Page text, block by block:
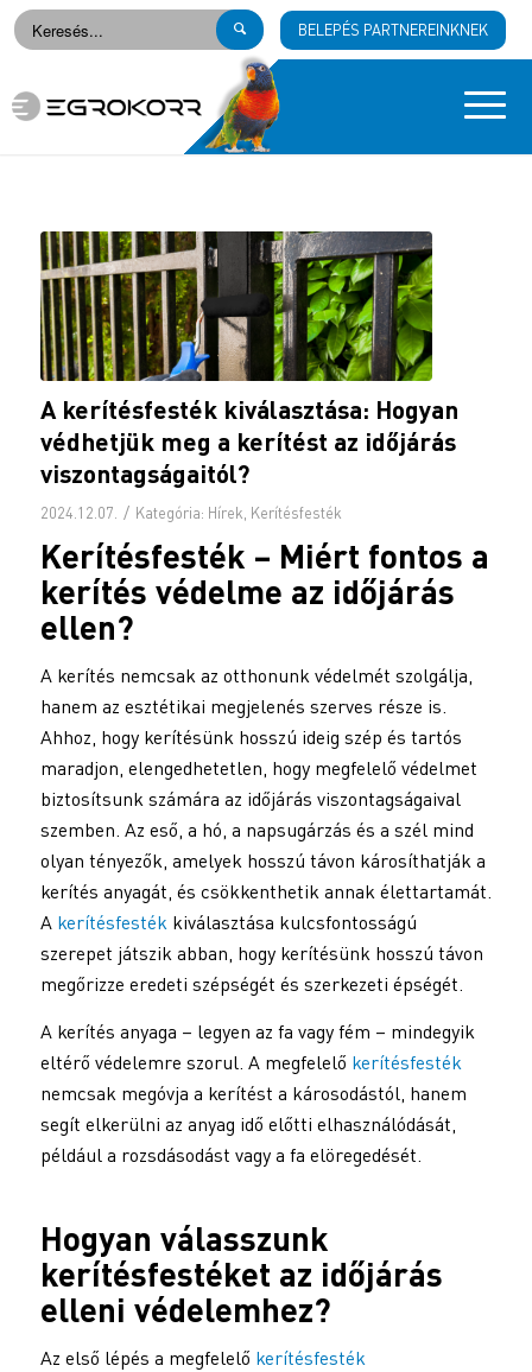
BELEPÉS PARTNEREINKNEK
A kerítésfesték kiválasztása: Hogyan
védhetjük meg a kerítést az időjárás
viszontagságaitól?
2024.12.07. / Kategória: Hírek Kerítésfesték
Kerítésfesték – Miért fontos a
kerítés védelme az időjárás
ellen?
A kerítés nemcsak az otthonunk védelmét szolgálja,
hanem az esztétikai megjelenés szerves része is.
Ahhoz, hogy kerítésünk hosszú ideig szép és tartós
maradjon, elengedhetetlen, hogy megfelelő védelmet
biztosítsunk számára az időjárás viszontagságaival
szemben. Az eső, a hó, a napsugárzás és a szél mind
olyan tényezők, amelyek hosszú távon károsíthatják a
kerítés anyagát, és csökkenthetik annak élettartamát.
A kerítésfestékkiválasztása kulcsfontosságú
szerepet játszik abban, hogy kerítésünk hosszú távon
megőrizze eredeti szépségét és szerkezeti épségét.
A kerítés anyaga – legyen az fa vagy fém – mindegyik
eltérő védelemre szorul. A megfelelő kerítésfesték
nemcsak megóvja a kerítést a károsodástól, hanem
segít elkerülni az anyag idő előtti elhasználódását,
például a rozsdásodást vagy a fa elöregedését.
Hogyan válasszunk
kerítésfestéket az időjárás
elleni védelemhez?
Az első lépés a megfelelő kerítésfesték